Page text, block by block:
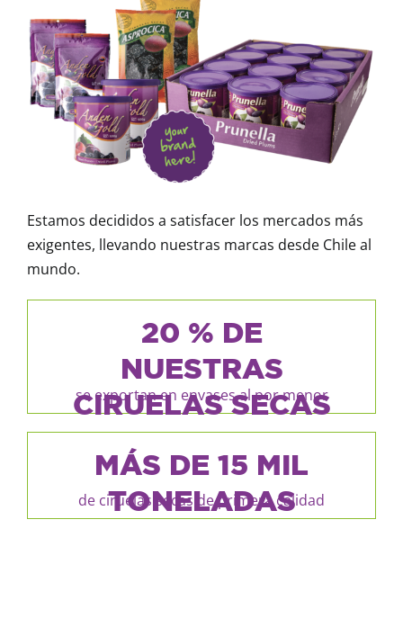
Estamos decididos a satisfacer los mercados más
exigentes, llevando nuestras marcas desde Chile al
mundo.
20 % DE
NUESTRAS
CIRUELAS SECAS
se exportan en envases al por menor
MÁS DE 15 MIL
TONELADAS
de ciruelas secas de primera calidad